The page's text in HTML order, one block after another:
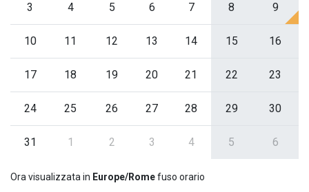
3 4 5 6 7 8 9
10 11 12 13 14 15 16
17 18 19 20 21 22 23
24 25 26 27 28 29 30
31 1 2 3 4 5 6
Ora visualizzata in Europe/Romefuso orario